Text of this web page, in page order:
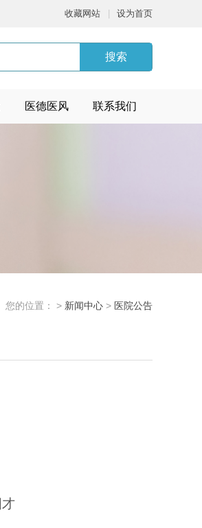
收藏网站 设为首页
搜索
医德医风 联系我们
您的位置： > 新闻中心 > 医院公告